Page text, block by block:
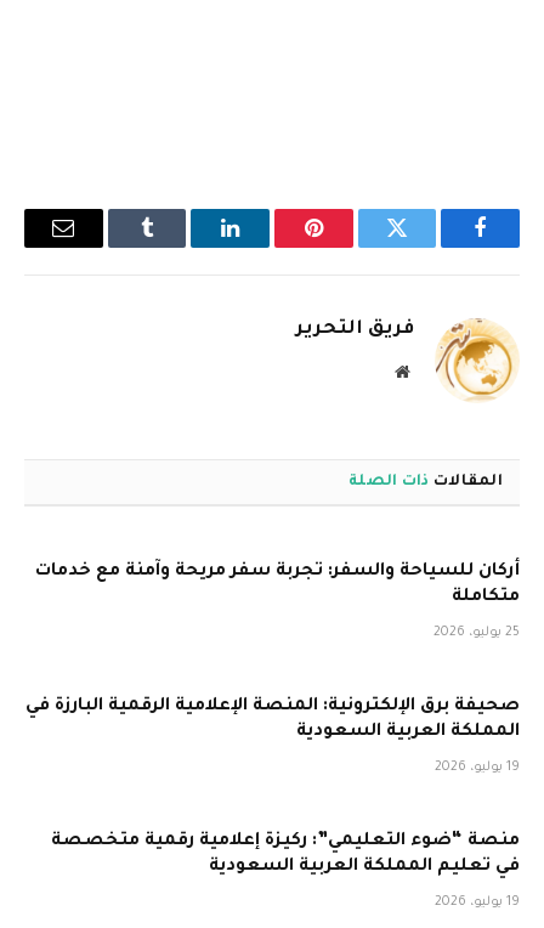
فيسبوك تويتر بينتيريستلينكدإن Tumblr
البريد
فريق التحرير
موقع
المقالات ذات الصلة
أركان للسياحة والسفر: تجربة سفر مريحة وآمنة مع خدمات
متكاملة
25 يوليو، 2026
صحيفة برق الإلكترونية: المنصة الإعلامية الرقمية البارزة في
المملكة العربية السعودية
19 يوليو، 2026
منصة “ضوء التعليمي”: ركيزة إعلامية رقمية متخصصة
في تعليم المملكة العربية السعودية
19 يوليو، 2026